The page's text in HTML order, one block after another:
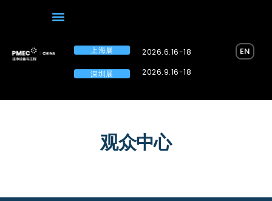
上海展
深圳展
2026.6.16-18
2026.9.16-18
EN
观众中心